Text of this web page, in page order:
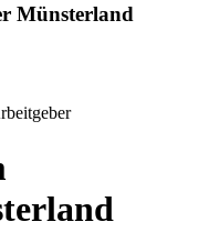
Münsterland